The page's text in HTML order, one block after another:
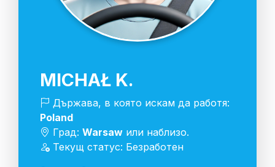
MICHAŁ K.
Държава, в която искам да работя:
Poland
Град: Warsaw или наблизо.
Текущ статус: Безработен